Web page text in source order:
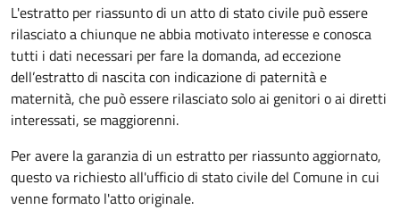
L'estratto per riassunto di un atto di stato civile può essere
rilasciato a chiunque ne abbia motivato interesse e conosca
tutti i dati necessari per fare la domanda, ad eccezione
dell’estratto di nascita con indicazione di paternità e
maternità, che può essere rilasciato solo ai genitori o ai diretti
interessati, se maggiorenni.
Per avere la garanzia di un estratto per riassunto aggiornato,
questo va richiesto all'ufficio di stato civile del Comune in cui
venne formato l'atto originale.